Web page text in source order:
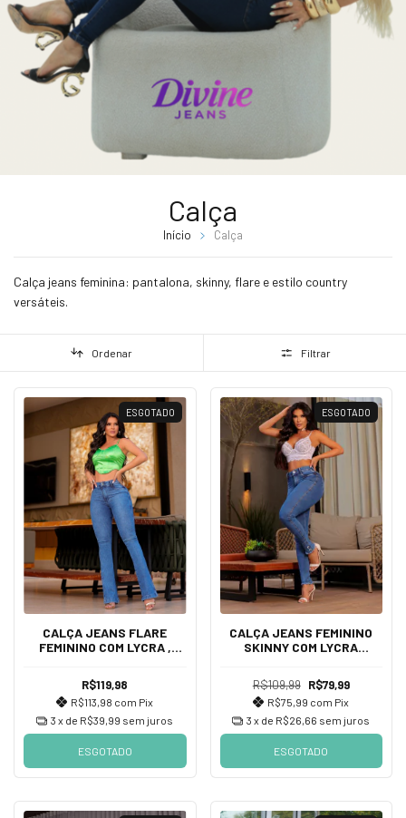
Calça
Início Calça
Calça jeans feminina: pantalona, skinny, flare e estilo country
versáteis.
Ordenar Filtrar
ESGOTADO
CALÇA JEANS FLARE
FEMININO COM LYCRA ,
JEANS
R$119,98
R$113,98 com Pix
3 x de R$39,99 sem juros
ESGOTADO
ESGOTADO
CALÇA JEANS FEMININO
SKINNY COM LYCRA
CINTURA ALTA
R$109,99 R$79,99
R$75,99 com Pix
3 x de R$26,66 sem juros
ESGOTADO